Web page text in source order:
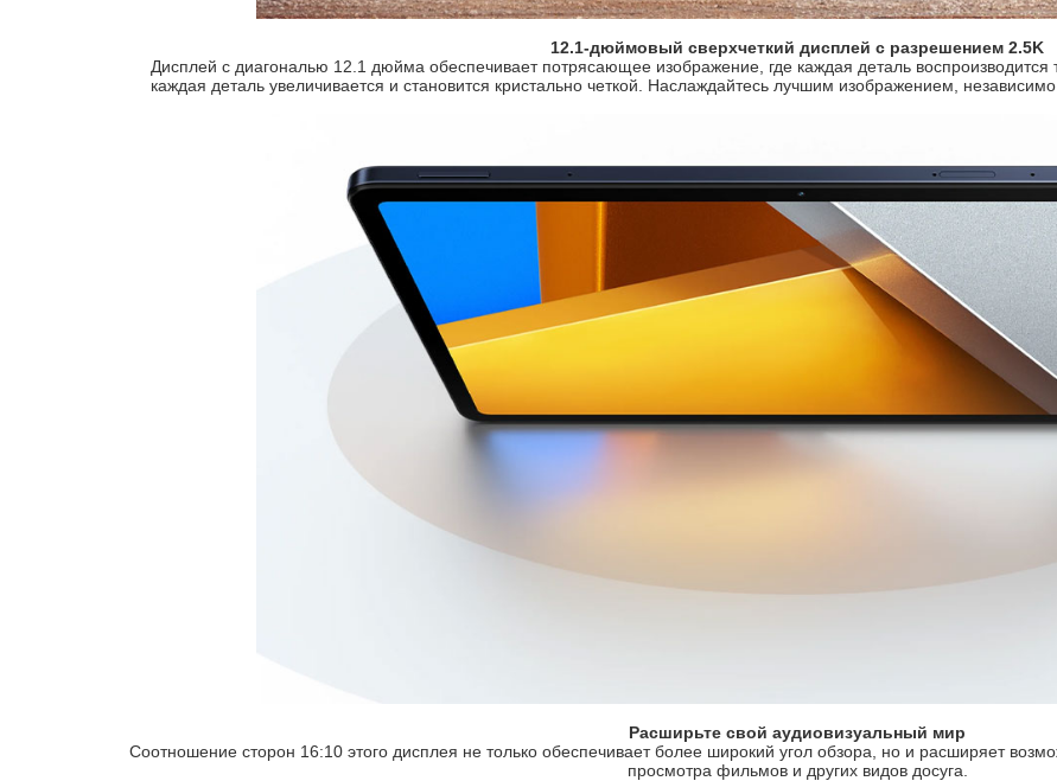
12.1-дюймовый сверхчеткий дисплей с разрешением 2.5K
Дисплей с диагональю 12.1 дюйма обеспечивает потрясающее изображение, где каждая деталь
каждая деталь увеличивается и становится кристально четкой. Наслаждайтесь лучшим изображением,
Расширьте свой аудиовизуальный мир
Соотношение сторон 16:10 этого дисплея не только обеспечивает более широкий угол обзора, но и расширяет
просмотра фильмов и других видов досуга.